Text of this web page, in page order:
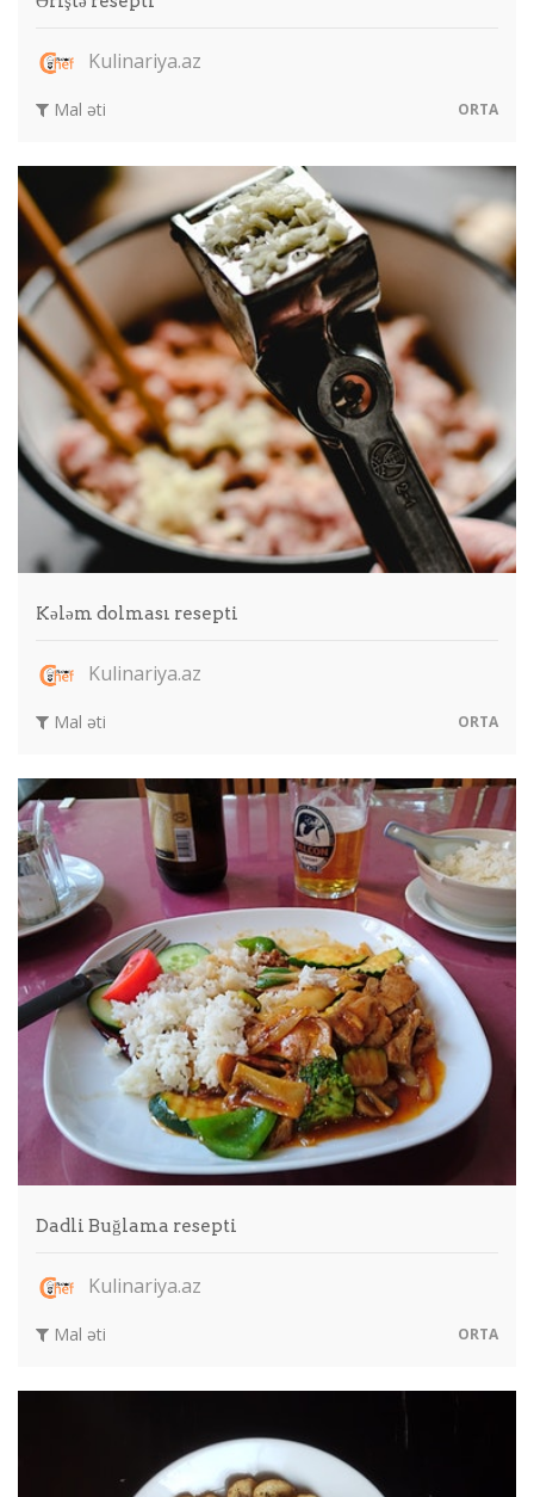
Kulinariya.az
Mal əti ORTA
Kələm dolması resepti
Kulinariya.az
Mal əti ORTA
Dadli Buğlama resepti
Kulinariya.az
Mal əti ORTA